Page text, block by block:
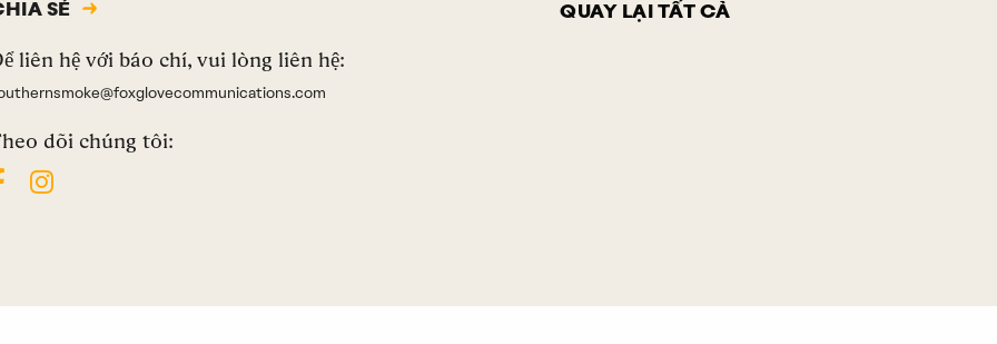
SẺ QUAY LẠI TẤT CẢ
liên hệ với báo chí, vui lòng liên hệ:
dõi chúng tôi: